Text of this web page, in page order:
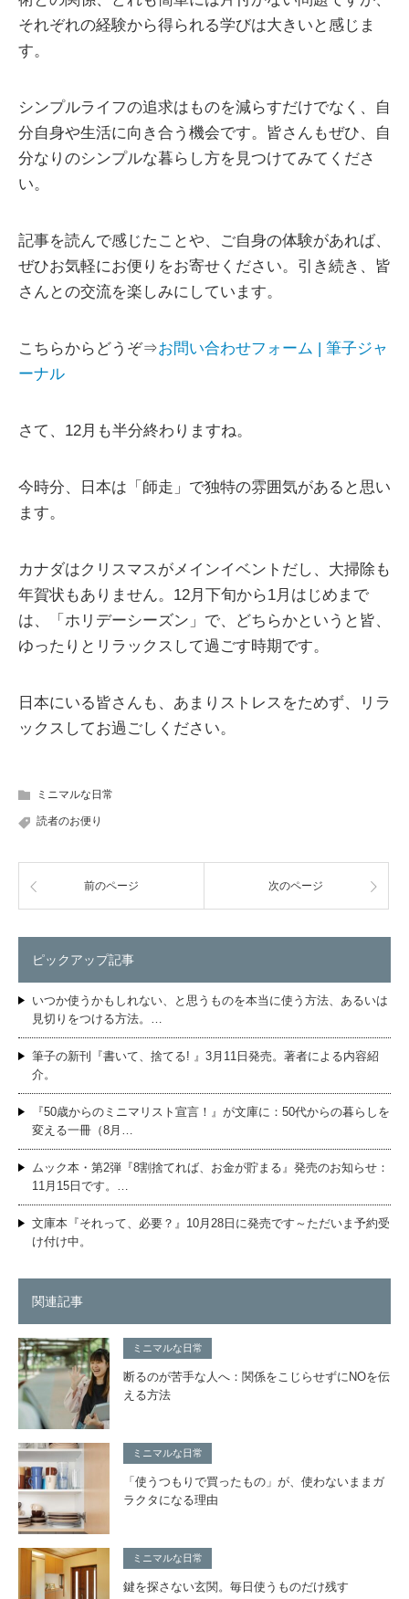
それぞれの経験から得られる学びは大きいと感じま
す。
シンプルライフの追求はものを減らすだけでなく、自
分自身や生活に向き合う機会です。皆さんもぜひ、自
分なりのシンプルな暮らし方を見つけてみてくださ
い。
記事を読んで感じたことや、ご自身の体験があれば、
ぜひお気軽にお便りをお寄せください。引き続き、皆
さんとの交流を楽しみにしています。
こちらからどうぞ⇒お問い合わせフォーム | 筆子ジャ
ーナル
さて、12月も半分終わりますね。
今時分、日本は「師走」で独特の雰囲気があると思い
ます。
カナダはクリスマスがメインイベントだし、大掃除も
年賀状もありません。12月下旬から1月はじめまで
は、「ホリデーシーズン」で、どちらかというと皆、
ゆったりとリラックスして過ごす時期です。
日本にいる皆さんも、あまりストレスをためず、リラ
ックスしてお過ごしください。
ミニマルな日常
読者のお便り
前のページ 次のページ
ピックアップ記事
いつか使うかもしれない、と思うものを本当に使う方法、あるいは
見切りをつける方法。…
筆子の新刊『書いて、捨てる! 』3月11日発売。著者による内容紹
介。
『50歳からのミニマリスト宣言！』が文庫に：50代からの暮らしを
変える一冊（8月…
ムック本・第2弾『8割捨てれば、お金が貯まる』発売のお知らせ：
11月15日です。…
文庫本『それって、必要？』10月28日に発売です～ただいま予約受
け付け中。
関連記事
ミニマルな日常
断るのが苦手な人へ：関係をこじらせずにNOを伝
える方法
ミニマルな日常
「使うつもりで買ったもの」が、使わないままガ
ラクタになる理由
ミニマルな日常
鍵を探さない玄関。毎日使うものだけ残す